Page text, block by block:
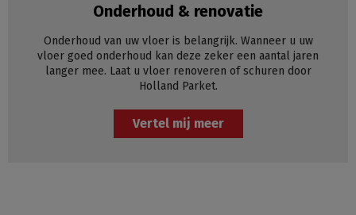
Onderhoud & renovatie
Onderhoud van uw vloer is belangrijk. Wanneer u uw
vloer goed onderhoud kan deze zeker een aantal jaren
langer mee. Laat u vloer renoveren of schuren door
Holland Parket.
Vertel mij meer